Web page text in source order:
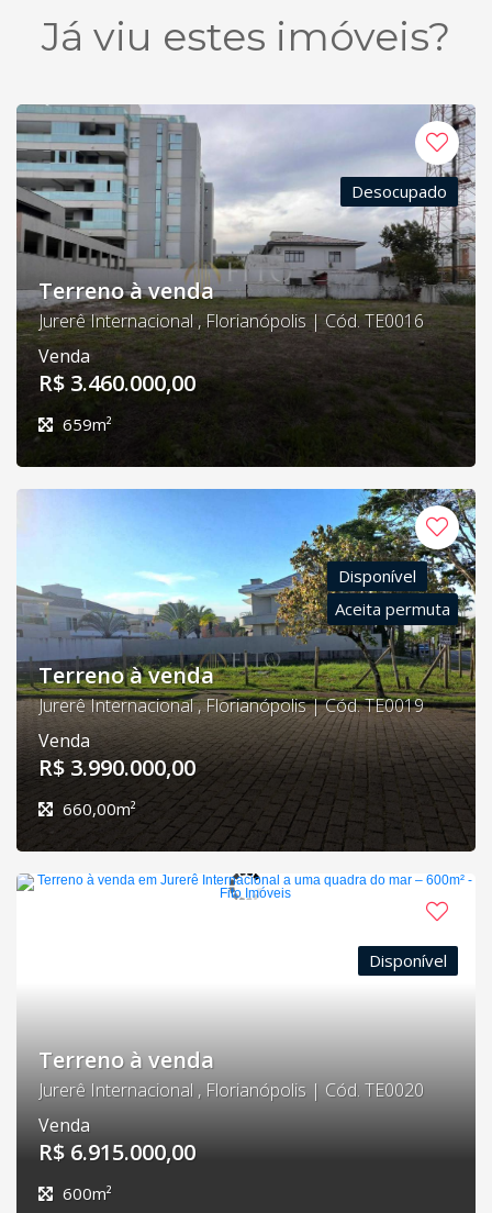
Já viu estes imóveis?
Desocupado
Terreno à venda
Jurerê Internacional , Florianópolis | Cód. TE0016
Venda
R$ 3.460.000,00
659m²
Disponível
Aceita permuta
Terreno à venda
Jurerê Internacional , Florianópolis | Cód. TE0019
Venda
R$ 3.990.000,00
660,00m²
Disponível
Terreno à venda
Jurerê Internacional , Florianópolis | Cód. TE0020
Venda
R$ 6.915.000,00
600m²